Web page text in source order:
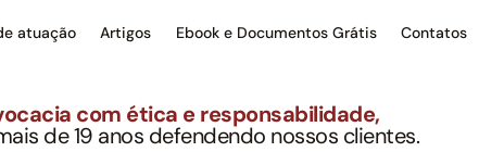
atuação Artigos Ebook e Documentos Grátis Contatos
com ética e responsabilidade,
de 19 anos defendendo nossos clientes.